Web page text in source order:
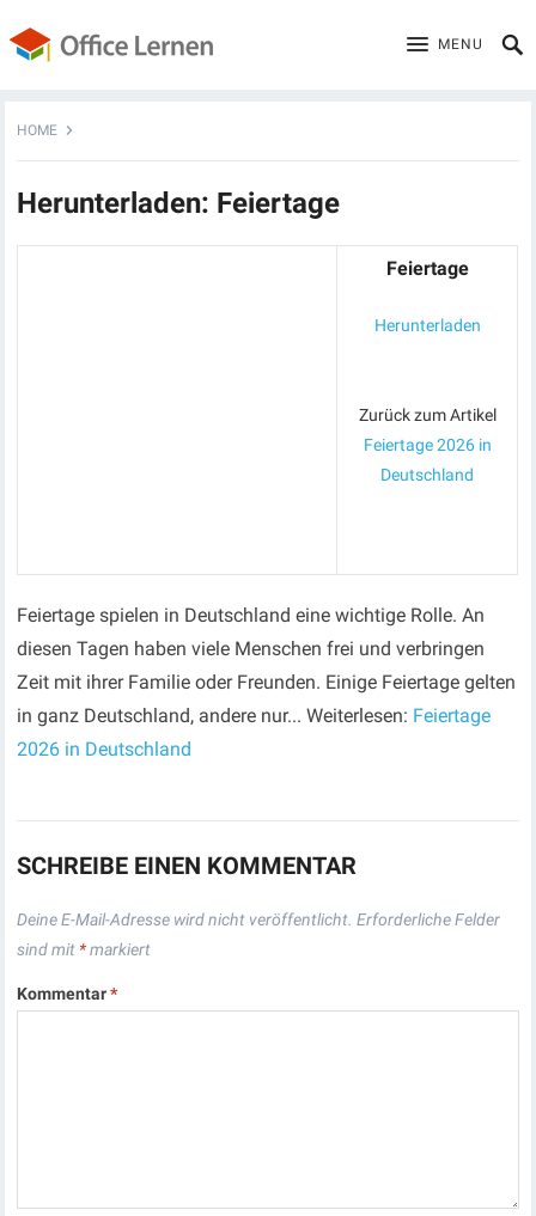
MENU
HOME
Herunterladen: Feiertage
Feiertage
Herunterladen
Zurück zum Artikel
Feiertage 2026 in
Deutschland
Feiertage spielen in Deutschland eine wichtige Rolle. An
diesen Tagen haben viele Menschen frei und verbringen
Zeit mit ihrer Familie oder Freunden. Einige Feiertage gelten
in ganz Deutschland, andere nur... Weiterlesen: Feiertage
2026 in Deutschland
SCHREIBE EINEN KOMMENTAR
Deine E-Mail-Adresse wird nicht veröffentlicht. Erforderliche Felder
sind mit *markiert
Kommentar*